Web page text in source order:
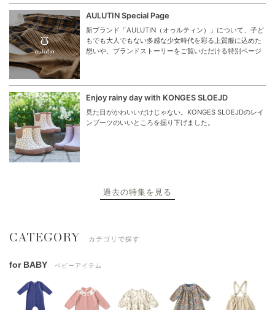
AULUTIN Special Page
新ブランド「AULUTIN（オゥルティン）」について、子ど
もでも大人でもない多感な少女時代を彩る上質服に込めた
想いや、ブランドストーリーをご覧いただける特別ページ
Enjoy rainy day with KONGES SLOEJD
見た目がかわいいだけじゃない。KONGES SLOEJDのレイ
ンブーツのいいところを掘り下げました。
過去の特集を見る
CATEGORY カテゴリで探す
for BABY ベビーアイテム